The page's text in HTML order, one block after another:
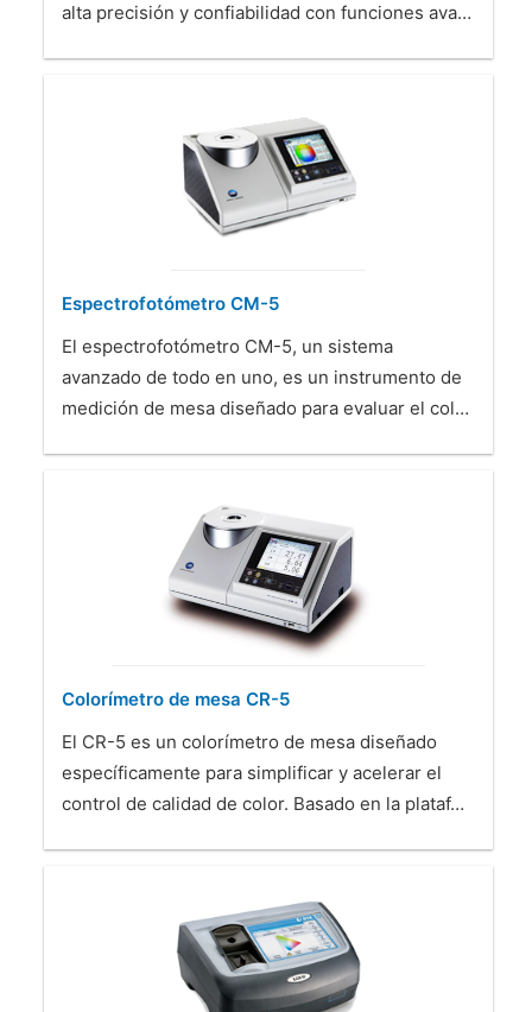
alta precisión y confiabilidad con funciones ava…
Espectrofotómetro CM-5
El espectrofotómetro CM-5, un sistema
avanzado de todo en uno, es un instrumento de
medición de mesa diseñado para evaluar el col…
Colorímetro de mesa CR-5
El CR-5 es un colorímetro de mesa diseñado
específicamente para simplificar y acelerar el
control de calidad de color. Basado en la plataf…